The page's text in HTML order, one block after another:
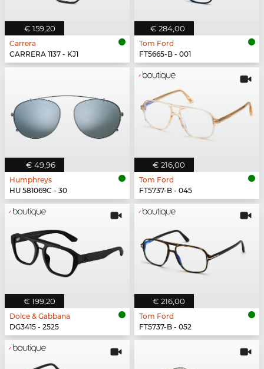
€ 159,20
Carrera
CARRERA 1137 - KJ1
€ 284,00
Tom Ford
FT5665-B - 001
€ 49,96
Humphreys
HU 581069C - 30
€ 216,00
Tom Ford
FT5737-B - 045
€ 199,20
Dolce & Gabbana
DG3415 - 2525
€ 216,00
Tom Ford
FT5737-B - 052